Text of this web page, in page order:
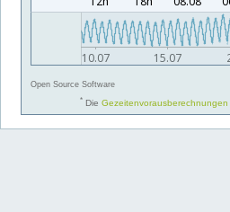
Open Source Software
* Die Gezeitenvorausberechnungen